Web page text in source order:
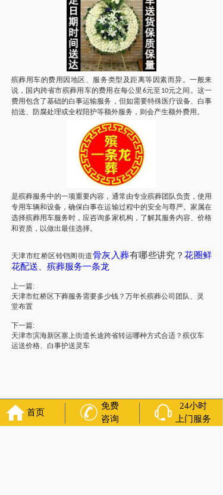
殡葬用车的费用因地区、服务类型及距离等因素而异。一般来
说，国内跨省市殡葬用车的费用在每公里6元至 10元之间。这一
费用包含了基础的白事运输服务，但如需要特殊医疗设备、 白事
抬送、防腐处理或全程陪护等额外服务，则会产生额外费用。
是殡葬服务中的一项重要内容，通常由专业殡葬团队负责，使用
专用车辆和设备，确保白事在运输过程中的安全与尊严。家属在
选择殡葬用车服务时，应咨询多家机构，了解其服务内容、价格
和资质，以做出最佳选择。
天津市红桥区铃铛阁街道骨灰 入葬有哪些讲究？花圈鲜
花配送
殡葬服务一条龙
上一篇:
天津市红桥区下葬服务需要多少钱？万年长殡葬公司团队、灵
堂布置
下一篇:
天津市滨海新区寨上街道长途跨省转运哪种方式合适？殡仪车
运送价格、白事护送灵车
首页
免费
咨询
24小时
上门服务